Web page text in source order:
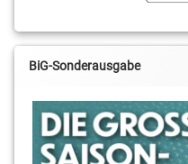
Moritz
Oben
Ebot-
Etchi
BiG-Sonderausgabe